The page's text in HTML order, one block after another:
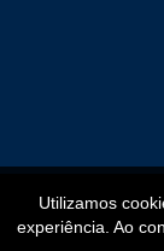
Utilizamos
experiência. Ao